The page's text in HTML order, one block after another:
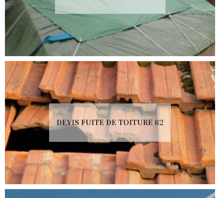
DEVIS FUITE DE TOITURE 62